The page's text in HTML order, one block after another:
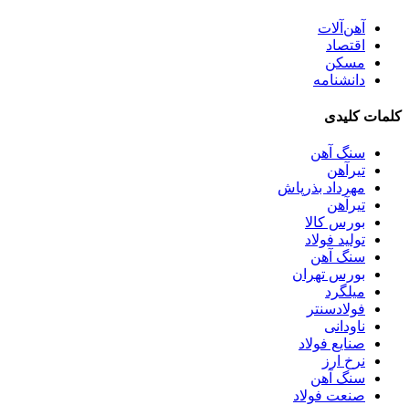
آهن‌آلات
اقتصاد
مسکن
دانشنامه
کلمات کلیدی
سنگ آهن
تیرآهن
مهرداد بذرپاش
تیرآهن
بورس کالا
تولید فولاد
سنگ آهن
بورس تهران
میلگرد
فولادسنتر
ناودانی
صنایع فولاد
نرخ ارز
سنگ آهن
صنعت فولاد